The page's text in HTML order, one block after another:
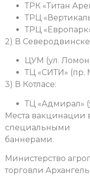
ТРК «Титан
ТРЦ
ТРЦ
2) В
ЦУМ (ул.
ТЦ «СИТИ» (пр.
3) В Котласе:
ТЦ «Адмирал»
Места вакцинации
специальными
баннерами.
Министерство
торговли